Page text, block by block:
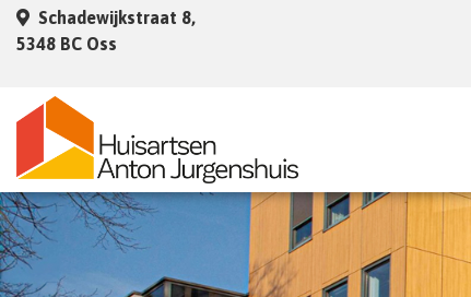
Schadewijkstraat 8,
5348 BC Oss